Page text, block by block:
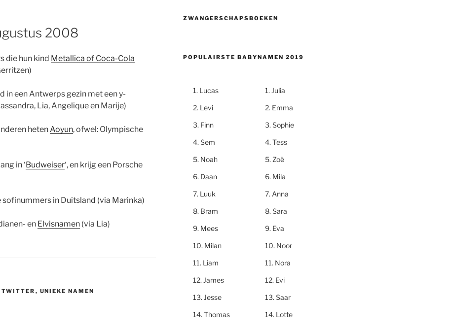
2008
die hun kind Metallica of Coca-Cola
in een Antwerps gezin met een y-
Lia, Angelique en Marije)
hetenAoyun, ofwel: Olympische
in ‘Budweiser‘, en krijg een Porsche
in Duitsland (via Marinka)
en Elvisnamen (via Lia)
TWITTER , UNIEKE NAMEN
ZWANGERSCHAPSBOEKEN
POPULAIRSTE BABYNAMEN 2019
Lucas
Levi
Finn
Sem
Noah
Daan
Luuk
Bram
Mees
Milan
Liam
James
Jesse
Thomas
Julia
Emma
Sophie
Tess
Zoë
Mila
Anna
Sara
Eva
Noor
Nora
Evi
Saar
Lotte